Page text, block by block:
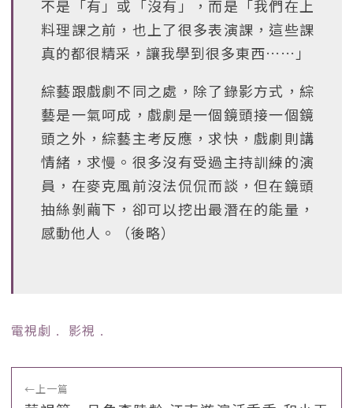
不是「有」或「沒有」，而是「我們在上
料理課之前，也上了很多表演課，這些課
真的都很精采，讓我學到很多東西……」
綜藝跟戲劇不同之處，除了錄影方式，綜
藝是一氣呵成，戲劇是一個鏡頭接一個鏡
頭之外，綜藝主考反應，求快，戲劇則講
情緒，求慢。很多沒有受過主持訓練的演
員，在麥克風前沒法侃侃而談，但在鏡頭
抽絲剝繭下，卻可以挖出最潛在的能量，
感動他人。（後略）
電視劇 ﹒ 影視 ﹒
←上一篇